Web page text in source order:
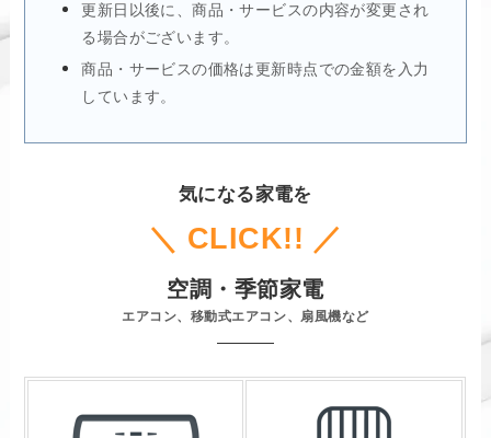
更新日以後に、商品・サービスの内容が変更され
る場合がございます。
商品・サービスの価格は更新時点での金額を入力
しています。
気になる家電を
＼ CLICK!! ／
空調・季節家電
エアコン、移動式エアコン、扇風機など